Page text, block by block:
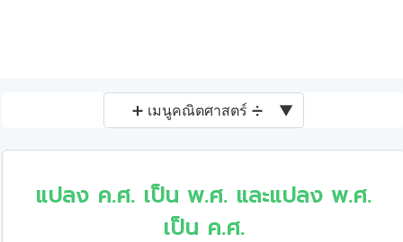
➕ เมนูคณิตศาสตร์ ➗ ▼
แปลง ค.ศ. เป็น พ.ศ. และแปลง พ.ศ.
เป็น ค.ศ.